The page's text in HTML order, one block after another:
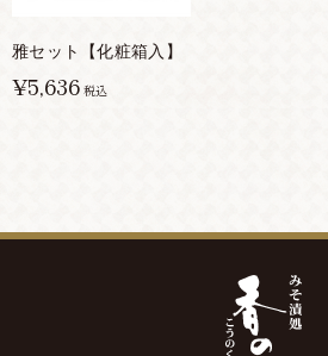
雅セット【化粧箱入】
¥5,636 税込